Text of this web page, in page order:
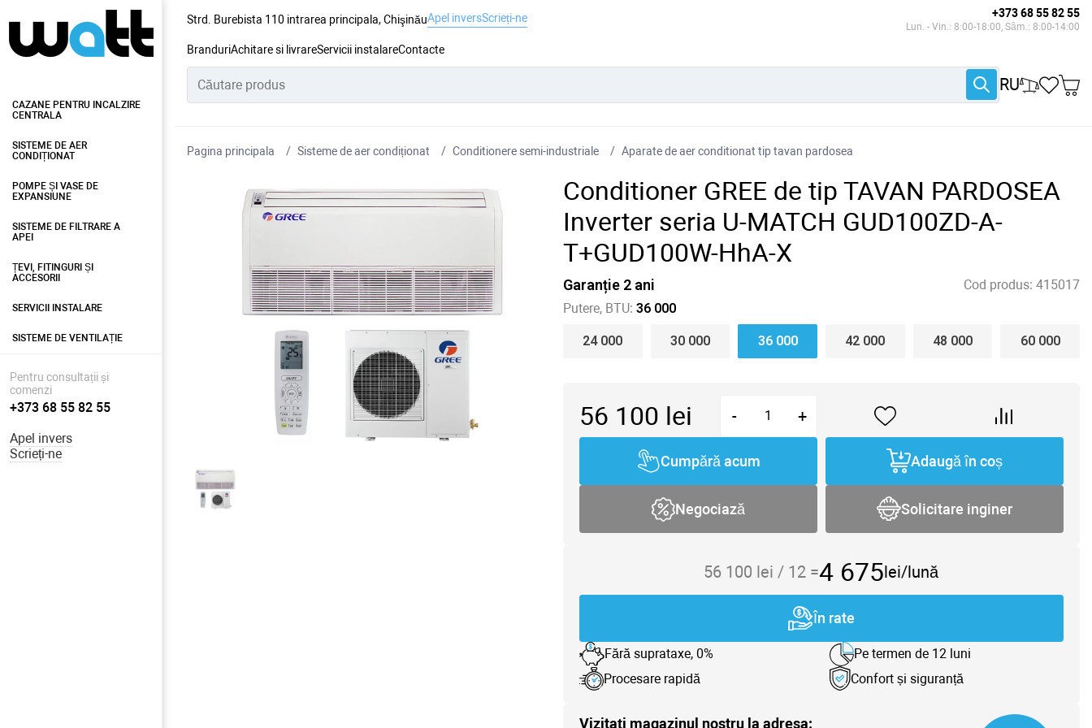
Strd. Burebista 110 intrarea principala, ChişinăuApel inversScrieți-ne +373 68 55 82 55
Lun. - Vin.: 8:00-18:00, Sâm.: 8:00-14:00
BranduriAchitare si livrareServicii instalareContacte
RU
CAZANE PENTRU INCALZIRE
CENTRALA
SISTEME DE AER
CONDIȚIONAT
POMPE ȘI VASE DE
EXPANSIUNE
SISTEME DE FILTRARE A
APEI
ȚEVI, FITINGURI ȘI
ACCESORII
SERVICII INSTALARE
SISTEME DE VENTILAȚIE
Pentru consultații și
comenzi
+373 68 55 82 55
Apel invers
Scrieți-ne
Pagina principala Sisteme de aer condiționat Conditionere semi-industriale Aparate de aer conditionat tip tavan pardosea
Conditioner GREE de tip TAVAN PARDOSEA
Inverter seria U-MATCH GUD100ZD-A-
T+GUD100W-HhA-X
Garanție 2 ani Cod produs: 415017
Putere, BTU: 36 000
24 000 30 000 36 000 42 000 48 000 60 000
56 100 lei - +
Cumpără acum Adaugă în coș
Negociază Solicitare inginer
56 100 lei / 12 =4 675lei/lună
În rate
Fără suprataxe, 0%
Pe termen de 12 luni
Procesare rapidă
Confort și siguranță
Vizitați magazinul nostru la adresa: